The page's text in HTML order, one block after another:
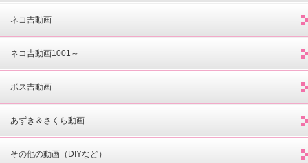
ネコ吉動画
ネコ吉動画1001～
ボス吉動画
あずき＆さくら動画
その他の動画（DIYなど）